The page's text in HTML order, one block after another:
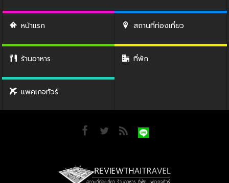
หน้าแรก สถานที่ท่องเที่ยว
ร้านอาหาร ที่พัก
แพคเกจทัวร์